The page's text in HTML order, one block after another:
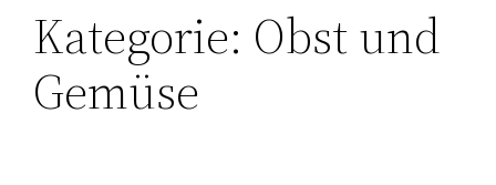
Kategorie: Obst und
Gemüse